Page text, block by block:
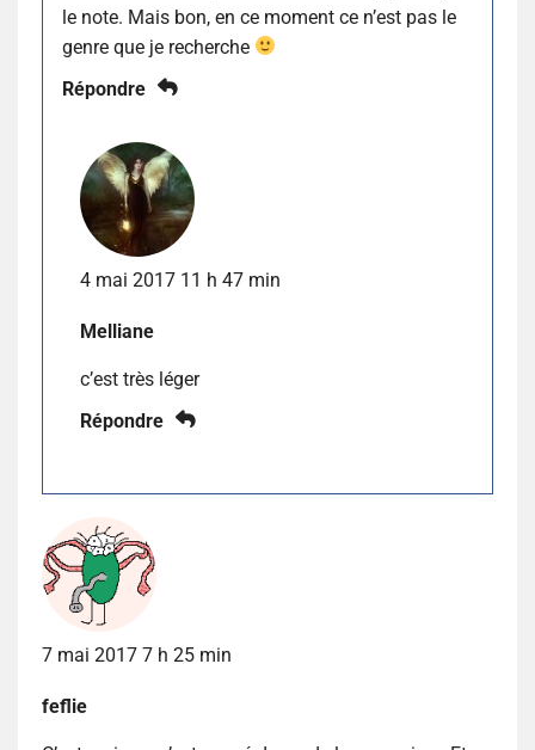
le note. Mais bon, en ce moment ce n’est pas le
genre que je recherche
Répondre
4 mai 2017 11 h 47 min
Melliane
c’est très léger
Répondre
7 mai 2017 7 h 25 min
feflie